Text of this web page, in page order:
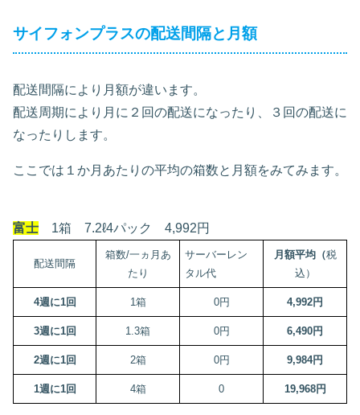
サイフォンプラスの配送間隔と月額
配送間隔により月額が違います。
配送周期により月に２回の配送になったり、３回の配送に
なったりします。
ここでは１か月あたりの平均の箱数と月額をみてみます。
富士 1箱 7.2ℓ4パック 4,992円
配送間隔
箱数/一ヵ月あ
たり
サーバーレン
タル代
月額平均（税
込）
4週に1回 1箱 0円 4,992円
3週に1回 1.3箱 0円 6,490円
2週に1回 2箱 0円 9,984円
1週に1回 4箱 0 19,968円